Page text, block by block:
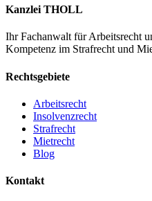
Kanzlei THOLL
Ihr Fachanwalt für Arbeitsrecht
Kompetenz im Strafrecht und
Rechtsgebiete
Arbeitsrecht
Insolvenzrecht
Strafrecht
Mietrecht
Blog
Kontakt